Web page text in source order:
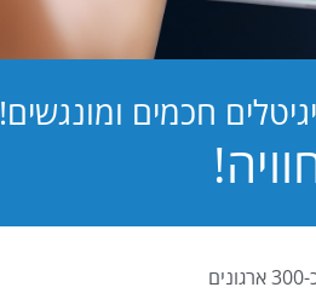
חכמים ומונגשים!
PB Digital (PrintBOS Digital) הינה המערכת לטפסים דיגיטלים המובילה בישראל ומותקנת אצל כ-300 ארגונים